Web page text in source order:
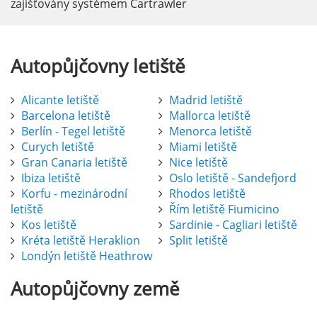
zajišťovány systémem Cartrawler
Autopůjčovnyletiště
Alicante letiště
Barcelona letiště
Berlín - Tegel letiště
Curych letiště
Gran Canaria letiště
Ibiza letiště
Korfu - mezinárodní
letiště
Kos letiště
Kréta letiště Heraklion
Londýn letiště Heathrow
Madrid letiště
Mallorca letiště
Menorca letiště
Miami letiště
Nice letiště
Oslo letiště - Sandefjord
Rhodos letiště
Řím letiště Fiumicino
Sardinie - Cagliari letiště
Split letiště
Autopůjčovnyzemě